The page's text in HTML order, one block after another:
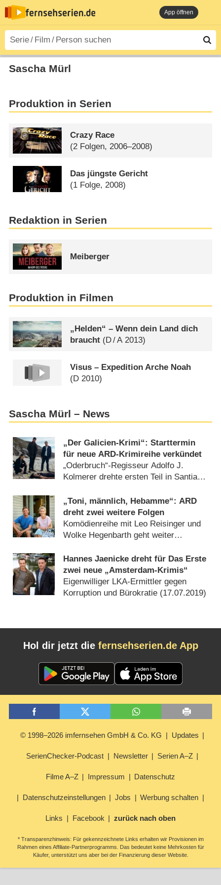
App öffnen
Sascha Mürl
Produktion in Serien
Crazy Race
(2 Folgen, 2006–2008)
Das jüngste Gericht
(1 Folge, 2008)
Redaktion in Serien
Meiberger
Produktion in Filmen
„Helden“ – Wenn dein Land dich
braucht (D/A 2013)
Visus – Expedition Arche Noah
(D 2010)
Sascha Mürl – News
„Der Galicien-Krimi“: Starttermin
für neue ARD-Krimireihe verkündet
„Oderbruch“-Regisseur Adolfo J.
Kolmerer drehte ersten Teil in Santiago
„Toni, männlich, Hebamme“: ARD
dreht zwei weitere Folgen
Komödienreihe mit Leo Reisinger und
Wolke Hegenbarth geht weiter
Hannes Jaenicke dreht für Das Erste
zwei neue „Amsterdam-Krimis“
Eigenwilliger LKA-Ermittler gegen
Korruption und Bürokratie (17.07.2019)
Hol dir jetzt die fernsehserien.de App
© 1998–2026 imfernsehen GmbH & Co. KG Updates
SerienChecker-Podcast Newsletter Serien A–Z
Filme A–Z Impressum Datenschutz
Datenschutzeinstellungen Jobs Werbung schalten
Links Facebook zurück nach oben
* Transparenzhinweis: Für gekennzeichnete Links erhalten wir Provisionen im
Rahmen eines Affiliate-Partnerprogramms. Das bedeutet keine Mehrkosten für
Käufer, unterstützt uns aber bei der Finanzierung dieser Website.